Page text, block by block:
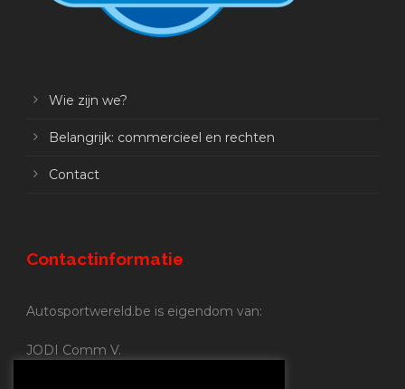
Wie zijn we?
Belangrijk: commercieel en rechten
Contact
Contactinformatie
Autosportwereld.be is eigendom van:
JODI Comm V.